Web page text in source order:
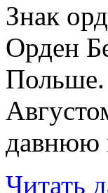
Знак
Орден
Польше.
давнюю
Читать